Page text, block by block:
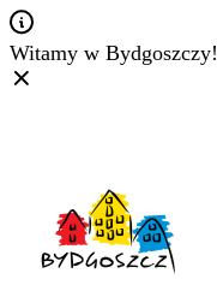
Witamy w Bydgoszczy!